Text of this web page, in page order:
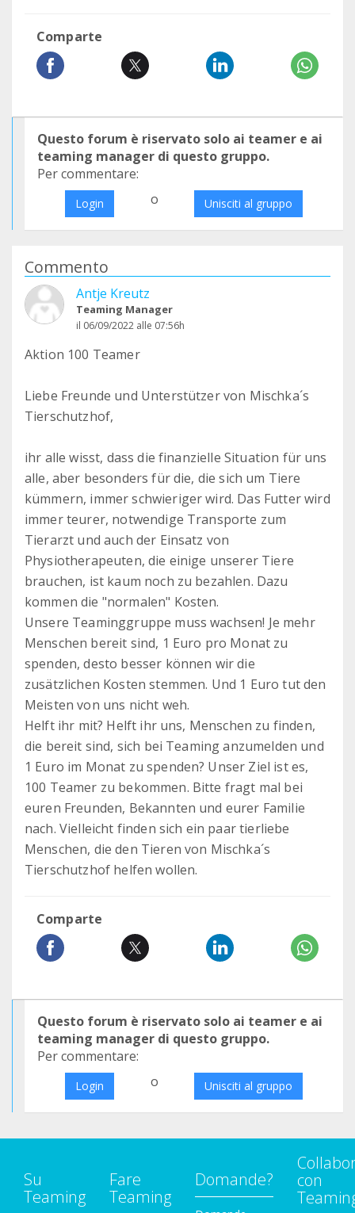
Comparte
Questo forum è riservato solo ai teamer e ai
teaming manager di questo gruppo.
Per commentare:
Login o Unisciti al gruppo
Commento
Antje Kreutz
Teaming Manager
il 06/09/2022 alle 07:56h
Aktion 100 Teamer
Liebe Freunde und Unterstützer von Mischka´s
Tierschutzhof,
ihr alle wisst, dass die finanzielle Situation für uns
alle, aber besonders für die, die sich um Tiere
kümmern, immer schwieriger wird. Das Futter wird
immer teurer, notwendige Transporte zum
Tierarzt und auch der Einsatz von
Physiotherapeuten, die einige unserer Tiere
brauchen, ist kaum noch zu bezahlen. Dazu
kommen die "normalen" Kosten.
Unsere Teaminggruppe muss wachsen! Je mehr
Menschen bereit sind, 1 Euro pro Monat zu
spenden, desto besser können wir die
zusätzlichen Kosten stemmen. Und 1 Euro tut den
Meisten von uns nicht weh.
Helft ihr mit? Helft ihr uns, Menschen zu finden,
die bereit sind, sich bei Teaming anzumelden und
1 Euro im Monat zu spenden? Unser Ziel ist es,
100 Teamer zu bekommen. Bitte fragt mal bei
euren Freunden, Bekannten und eurer Familie
nach. Vielleicht finden sich ein paar tierliebe
Menschen, die den Tieren von Mischka´s
Tierschutzhof helfen wollen.
Comparte
Questo forum è riservato solo ai teamer e ai
teaming manager di questo gruppo.
Per commentare:
Login o Unisciti al gruppo
Su
Teaming
Fare
Teaming
Domande?
con